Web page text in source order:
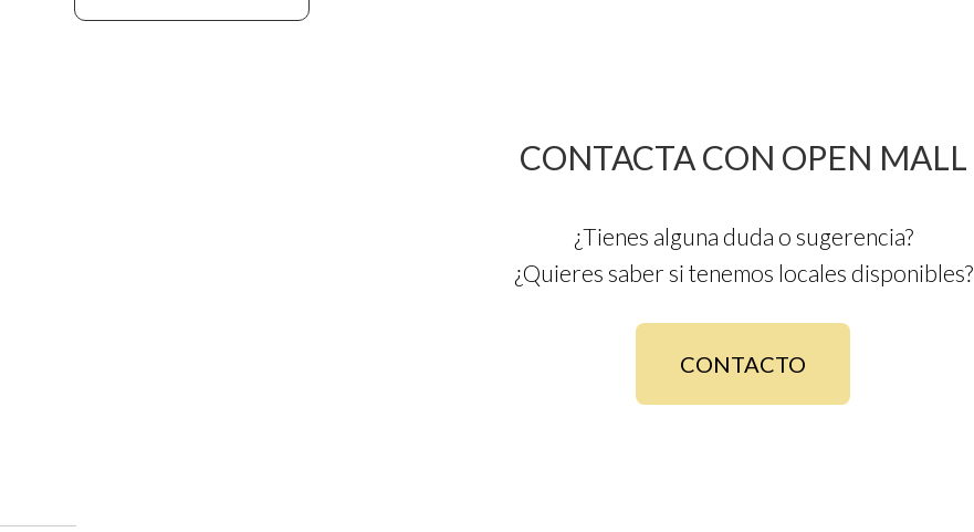
CONTACTA CON OPEN MALL
¿Tienes alguna duda o sugerencia?
¿Quieres saber si tenemos locales disponibles?
CONTACTO